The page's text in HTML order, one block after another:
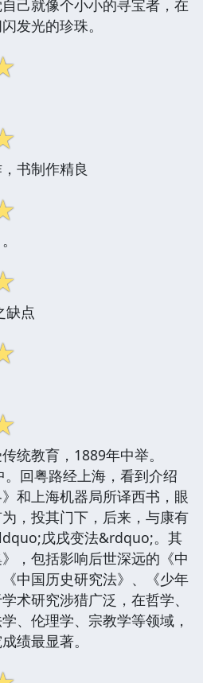
己就像个小小的寻宝者，在
发光的珍珠。
书制作精良
缺点
统教育，1889年中举。
回粤路经上海，看到介绍
和上海机器局所译西书，眼
，投其门下，后来，与康有
戊戌变法&rdquo;。其
，包括影响后世深远的《中
中国历史研究法》、《少年
术研究涉猎广泛，在哲学、
、伦理学、宗教学等领域，
绩最显著。